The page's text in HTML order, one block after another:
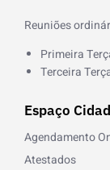
Reuniões
Primeira
Terceira
Espaço
Agendamento
Atestados